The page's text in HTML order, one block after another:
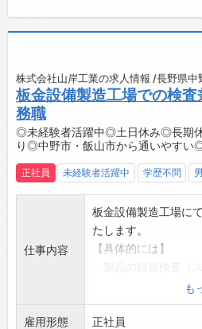
ーで仕上げ作業をし
※作業のほどんどは
※検査等の簡単なお仕
えていただくので、
【おすすめポイント
・昇給賞与あり（前
・空調完備で働きや
・残業少なめでプラ
・制服貸与あり
・マイカー通勤OK（
【やりがい】
しいものづくりを体
【研修制度・ステッ
・製造業未経験の方
株式会社山岸工業の求人情報 /長野県中
板金設備製造工場での検査
務職
◎未経験者活躍中◎土日休み◎長期
り◎中野市・飯山市から通いやすい
正社員 未経験者活躍中 学歴不問
仕事内容
板金設備製造工場に
たします。
【具体的には】
・製品図面、作業指
へ保存）
も
雇用形態 正社員